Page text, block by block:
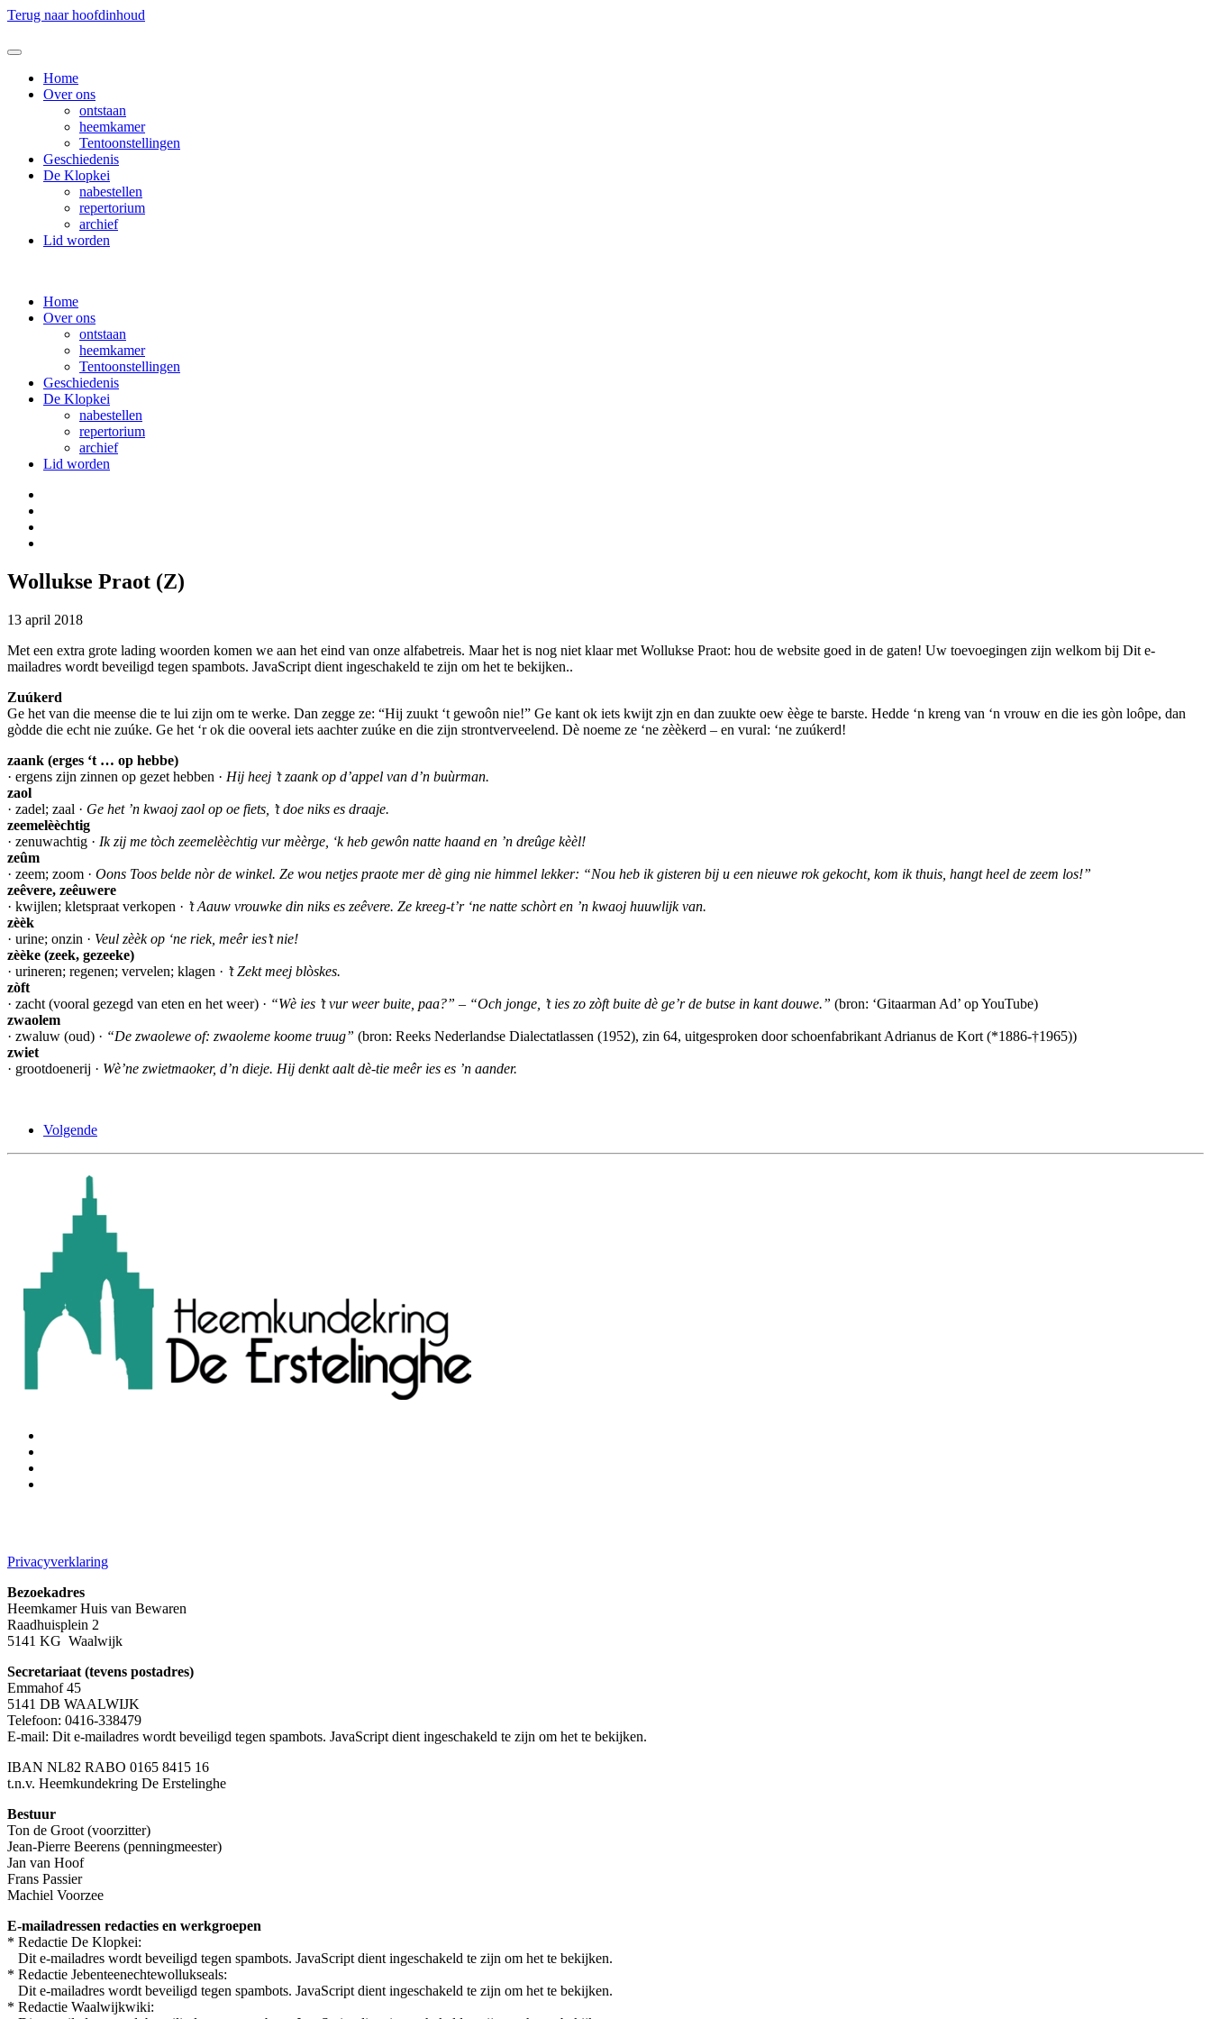
Terug naar hoofdinhoud
Home
Over ons
ontstaan
heemkamer
Tentoonstellingen
Geschiedenis
De Klopkei
nabestellen
repertorium
archief
Lid worden
Home
Over ons
ontstaan
heemkamer
Tentoonstellingen
Geschiedenis
De Klopkei
nabestellen
repertorium
archief
Lid worden
Wollukse Praot (Z)
13 april 2018
Met een extra grote lading woorden komen we aan het eind van onze alfabetreis. Maar het is nog niet klaar met Wollukse Praot: hou de website goed in de gaten! Uw toevoegingen zijn welkom bij Dit e-
mailadres wordt beveiligd tegen spambots. JavaScript dient ingeschakeld te zijn om het te bekijken..
Zuúkerd
Ge het van die meense die te lui zijn om te werke. Dan zegge ze: “Hij zuukt ‘t gewoôn nie!” Ge kant ok iets kwijt zjn en dan zuukte oew èège te barste. Hedde ‘n kreng van ‘n vrouw en die ies gòn loôpe, dan
gòdde die echt nie zuúke. Ge het ‘r ok die ooveral iets aachter zuúke en die zijn strontverveelend. Dè noeme ze ‘ne zèèkerd – en vural: ‘ne zuúkerd!
zaank (erges ‘t … op hebbe)
· ergens zijn zinnen op gezet hebben · Hij heej ’t zaank op d’appel van d’n buùrman.
zaol
· zadel; zaal · Ge het ’n kwaoj zaol op oe fiets, ’t doe niks es draaje.
zeemelèèchtig
· zenuwachtig · Ik zij me tòch zeemelèèchtig vur mèèrge, ‘k heb gewôn natte haand en ’n dreûge kèèl!
zeûm
· zeem; zoom · Oons Toos belde nòr de winkel. Ze wou netjes praote mer dè ging nie himmel lekker: “Nou heb ik gisteren bij u een nieuwe rok gekocht, kom ik thuis, hangt heel de zeem los!”
zeêvere, zeêuwere
· kwijlen; kletspraat verkopen · ’t Aauw vrouwke din niks es zeêvere. Ze kreeg-t’r ‘ne natte schòrt en ’n kwaoj huuwlijk van.
zèèk
· urine; onzin · Veul zèèk op ‘ne riek, meêr ies’t nie!
zèèke (zeek, gezeeke)
· urineren; regenen; vervelen; klagen · ’t Zekt meej blòskes.
zòft
· zacht (vooral gezegd van eten en het weer) · “Wè ies ’t vur weer buite, paa?” – “Och jonge, ’t ies zo zòft buite dè ge’r de butse in kant douwe.” (bron: ‘Gitaarman Ad’ op YouTube)
zwaolem
· zwaluw (oud) · “De zwaolewe of: zwaoleme koome truug” (bron: Reeks Nederlandse Dialectatlassen (1952), zin 64, uitgesproken door schoenfabrikant Adrianus de Kort (*1886-†1965))
zwiet
· grootdoenerij · Wè’ne zwietmaoker, d’n dieje. Hij denkt aalt dè-tie meêr ies es ’n aander.
Volgende
Privacyverklaring
Bezoekadres
Heemkamer Huis van Bewaren
Raadhuisplein 2
5141 KG Waalwijk
Secretariaat (tevens postadres)
Emmahof 45
5141 DB WAALWIJK
Telefoon: 0416-338479
E-mail: Dit e-mailadres wordt beveiligd tegen spambots. JavaScript dient ingeschakeld te zijn om het te bekijken.
IBAN NL82 RABO 0165 8415 16
t.n.v. Heemkundekring De Erstelinghe
Bestuur
Ton de Groot (voorzitter)
Jean-Pierre Beerens (penningmeester)
Jan van Hoof
Frans Passier
Machiel Voorzee
E-mailadressen redacties en werkgroepen
* Redactie De Klopkei:
Dit e-mailadres wordt beveiligd tegen spambots. JavaScript dient ingeschakeld te zijn om het te bekijken.
* Redactie Jebenteenechtewollukseals:
Dit e-mailadres wordt beveiligd tegen spambots. JavaScript dient ingeschakeld te zijn om het te bekijken.
* Redactie Waalwijkwiki: